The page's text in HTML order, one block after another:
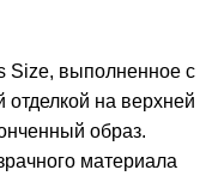
Size, выполненное с
на верхней
образ.
материала